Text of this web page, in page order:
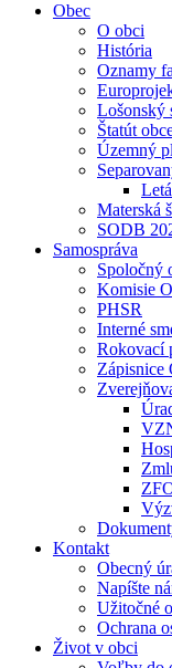
Obec
O obci
História
Oznamy
Lošonský
Štatút
Územný
Materská
SODB
Samospráva
Spoločný
Komisie
PHSR
Interné
Rokovací
Zápisnice
Kontakt
Obecný
Napíšte
Užitočné
Ochrana
Život v obci